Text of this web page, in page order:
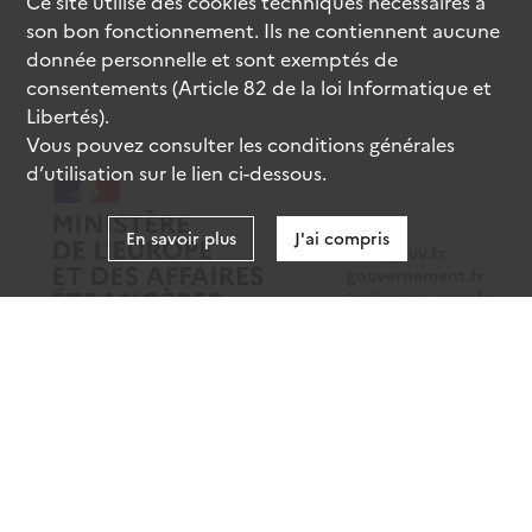
data.gouv.fr
legifrance.gouv.fr
son bon fonctionnement. Ils ne contiennent aucune
donnée personnelle et sont exemptés de
consentements (Article 82 de la loi Informatique et
Libertés).
Vous pouvez consulter les conditions générales
d’utilisation sur le lien ci-dessous.
En savoir plus J'ai compris